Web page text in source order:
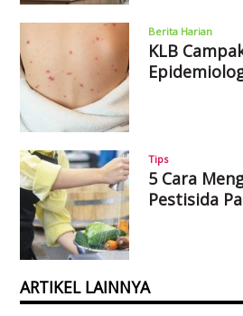
Berita Harian
KLB
Tips
5 Cara
Pestisida
ARTIKEL LAINNYA